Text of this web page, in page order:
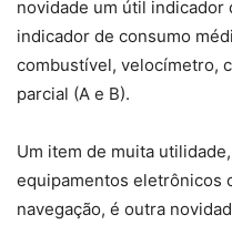
novidade um útil indicador
indicador de consumo
combustível, velocímetro,
parcial (A e B).
Um item de muita
equipamentos eletrônicos
navegação, é outra